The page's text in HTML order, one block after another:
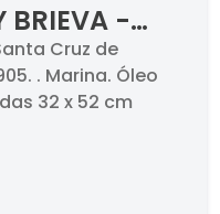
BRIEVA -
Cruz de
. Marina. Óleo
32 x 52 cm